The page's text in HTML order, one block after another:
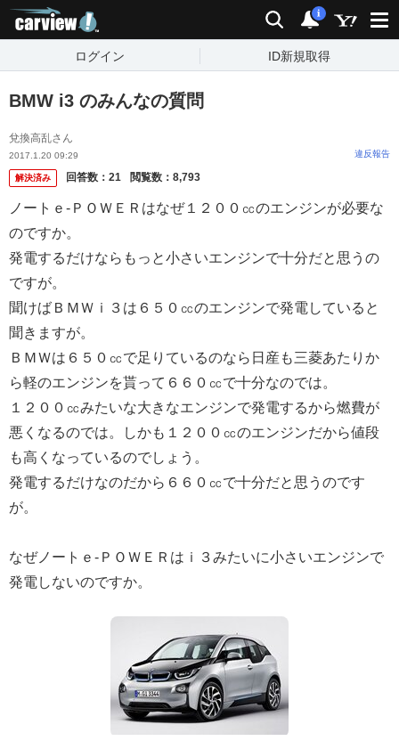
検索 通知
i
ログイン ID新規取得
BMW i3 のみんなの質問
兌換高乱さん
2017.1.20 09:29 違反報告
解決済み 回答数： 21 閲覧数： 8,793
ノートｅ-ＰＯＷＥＲはなぜ１２００㏄のエンジンが必要な
のですか。
発電するだけならもっと小さいエンジンで十分だと思うの
ですが。
聞けばＢＭＷｉ３は６５０㏄のエンジンで発電していると
聞きますが。
ＢＭＷは６５０㏄で足りているのなら日産も三菱あたりか
ら軽のエンジンを貰って６６０㏄で十分なのでは。
１２００㏄みたいな大きなエンジンで発電するから燃費が
悪くなるのでは。しかも１２００㏄のエンジンだから値段
も高くなっているのでしょう。
発電するだけなのだから６６０㏄で十分だと思うのです
が。
なぜノートｅ-ＰＯＷＥＲはｉ３みたいに小さいエンジンで
発電しないのですか。